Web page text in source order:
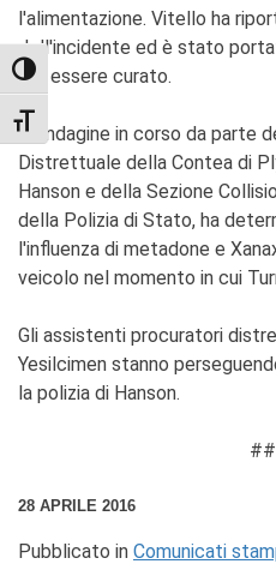
TOGGLE HIGH CONTRAST
TOGGLE FONT SIZE
l'alimentazione. Vitello ha
dell'incidente ed è stato
per essere curato.
Un'indagine in corso da parte
Distrettuale della Contea di
Hanson e della Sezione
della Polizia di Stato, ha
l'influenza di metadone e
veicolo nel momento in cui
Gli assistenti procuratori
Yesilcimen stanno
la polizia di Hanson.
28 APRILE 2016
Pubblicato in Comunicati